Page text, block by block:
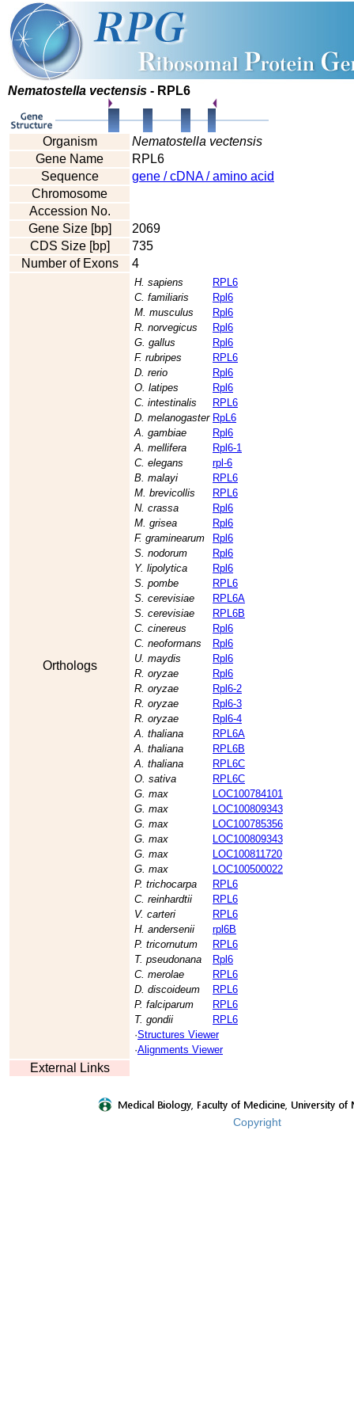
Nematostella vectensis - RPL6
Organism
Nematostella vectensis
Gene Name
RPL6
Sequence
gene / cDNA / amino acid
Chromosome
Accession No.
Gene Size [bp]
2069
CDS Size [bp]
735
Number of Exons
4
Orthologs
H. sapiens
RPL6
C. familiaris
Rpl6
M. musculus
Rpl6
R. norvegicus
Rpl6
G. gallus
Rpl6
F. rubripes
RPL6
D. rerio
Rpl6
O. latipes
Rpl6
C. intestinalis
RPL6
D. melanogaster RpL6
A. gambiae
Rpl6
A. mellifera
Rpl6-1
C. elegans
rpl-6
B. malayi
RPL6
M. brevicollis
RPL6
N. crassa
Rpl6
M. grisea
Rpl6
F. graminearum
Rpl6
S. nodorum
Rpl6
Y. lipolytica
Rpl6
S. pombe
RPL6
S. cerevisiae
RPL6A
S. cerevisiae
RPL6B
C. cinereus
Rpl6
C. neoformans
Rpl6
U. maydis
Rpl6
R. oryzae
Rpl6
R. oryzae
Rpl6-2
R. oryzae
Rpl6-3
R. oryzae
Rpl6-4
A. thaliana
RPL6A
A. thaliana
RPL6B
A. thaliana
RPL6C
O. sativa
RPL6C
G. max
LOC100784101
G. max
LOC100809343
G. max
LOC100785356
G. max
LOC100809343
G. max
LOC100811720
G. max
LOC100500022
P. trichocarpa
RPL6
C. reinhardtii
RPL6
V. carteri
RPL6
H. andersenii
rpl6B
P. tricornutum
RPL6
T. pseudonana
Rpl6
C. merolae
RPL6
D. discoideum
RPL6
P. falciparum
RPL6
T. gondii
RPL6
·Structures Viewer
·Alignments Viewer
External Links
Copyright